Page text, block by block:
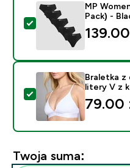
Wybierz ten produkt
MP
Pack) -
Wybierz ten produkt
Braletka z
litery V z
79.00
Twoja suma: